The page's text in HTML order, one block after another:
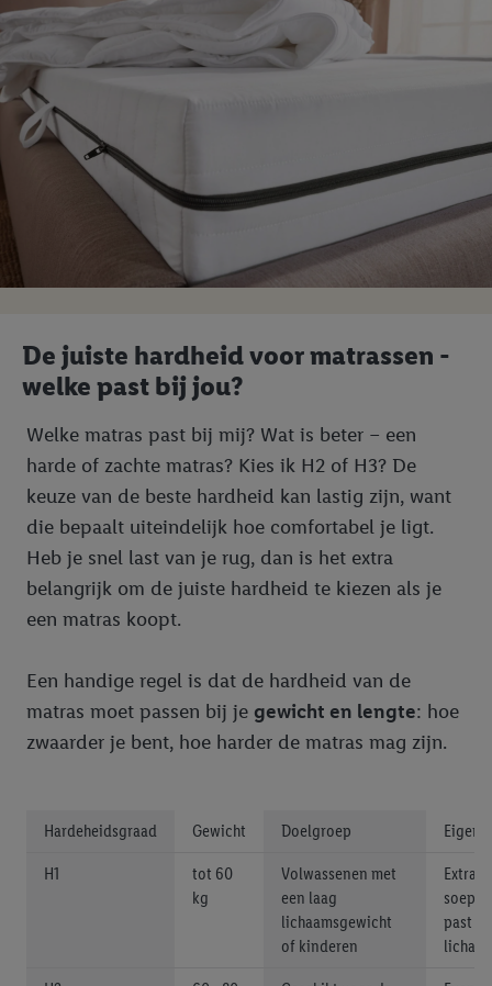
De juiste hardheid voor matrassen -
welke past bij jou?
Welke matras past bij mij? Wat is beter – een
harde of zachte matras? Kies ik H2 of H3? De
keuze van de beste hardheid kan lastig zijn, want
die bepaalt uiteindelijk hoe comfortabel je ligt.
Heb je snel last van je rug, dan is het extra
belangrijk om de juiste hardheid te kiezen als je
een matras koopt.
Een handige regel is dat de hardheid van de
matras moet passen bij je gewicht en lengte: hoe
zwaarder je bent, hoe harder de matras mag zijn.
Hardeheidsgraad Gewicht Doelgroep
H1
tot 60
kg
Volwassenen met
een laag
lichaamsgewicht
of kinderen
Extra
past